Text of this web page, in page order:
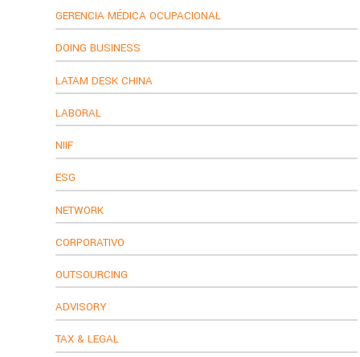
GERENCIA MÉDICA OCUPACIONAL
DOING BUSINESS
LATAM DESK CHINA
LABORAL
NIIF
ESG
NETWORK
CORPORATIVO
OUTSOURCING
ADVISORY
TAX & LEGAL